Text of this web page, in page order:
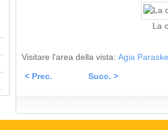
La
Visitare l'area della vista: Agia
< Prec. Succ. >